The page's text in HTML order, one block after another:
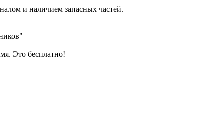
и наличием запасных частей.
Это бесплатно!